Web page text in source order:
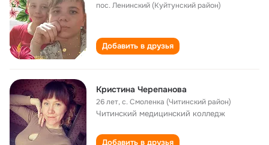
пос. Ленинский (Куйтунский район)
Добавить в друзья
Кристина Черепанова
26 лет,с. Смоленка (Читинский район)
Читинский медицинский колледж
Добавить в друзья